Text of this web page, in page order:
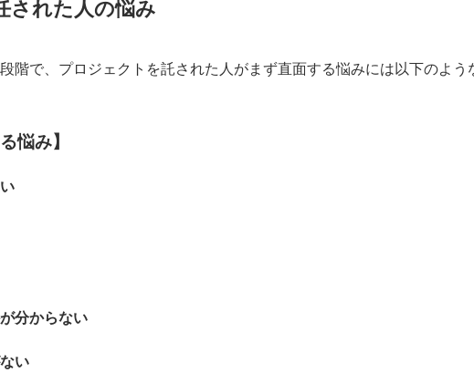
された人の悩み
階で、プロジェクトを託された人がまず直面する悩みには以下のよう
悩み】
分からない
い